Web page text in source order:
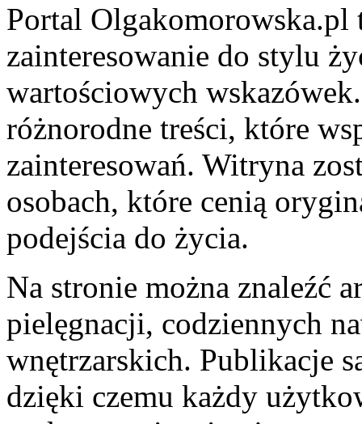
Portal Olgakomorowska.pl
zainteresowanie do stylu
wartościowych
różnorodne treści, które
zainteresowań. Witryna
osobach, które cenią
podejścia do życia.
Na stronie można znaleźć
pielęgnacji, codziennych
wnętrzarskich. Publikacje
dzięki czemu każdy